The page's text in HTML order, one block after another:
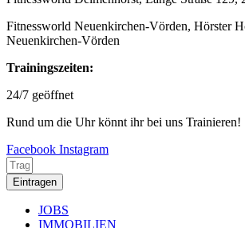
Fitnessworld Neuenkirchen-Vörden, Hörster
Neuenkirchen-Vörden
Trainingszeiten:
24/7 geöffnet
Rund um die Uhr könnt ihr bei uns Trainieren!
Facebook Instagram
Eintragen
JOBS
IMMOBILIEN